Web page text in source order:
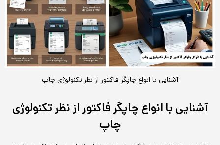
آشنایی با انواع چاپگر فاکتور از نظر تکنولوژی چاپ
آشنایی با انواع چاپگر فاکتور از نظر تکنولوژی
چاپ